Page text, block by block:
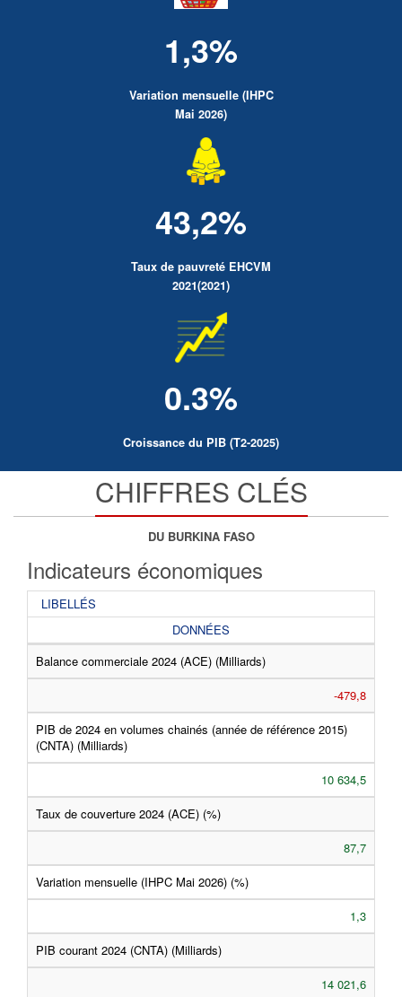
1,3%
Variation mensuelle (IHPC
Mai 2026)
43,2%
Taux de pauvreté EHCVM
2021(2021)
0.3%
Croissance du PIB (T2-2025)
CHIFFRES CLÉS
DU BURKINA FASO
Indicateurs économiques
LIBELLÉS
DONNÉES
Balance commerciale 2024 (ACE) (Milliards)
-479,8
PIB de 2024 en volumes chainés (année de référence 2015)
(CNTA) (Milliards)
10 634,5
Taux de couverture 2024 (ACE) (%)
87,7
Variation mensuelle (IHPC Mai 2026) (%)
1,3
PIB courant 2024 (CNTA) (Milliards)
14 021,6